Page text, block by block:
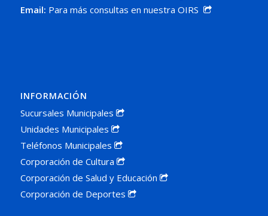
Email: Para más consultas en nuestra OIRS
INFORMACIÓN
Sucursales Municipales
Unidades Municipales
Teléfonos Municipales
Corporación de Cultura
Corporación de Salud y Educación
Corporación de Deportes